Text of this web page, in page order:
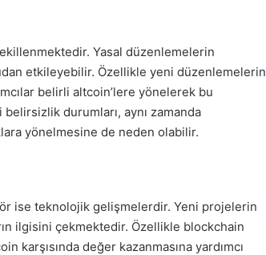
Yasal düzenlemelerin
etkileyebilir. Özellikle yeni düzenlemelerin
belirli altcoin’lere yönelerek bu
durumları, aynı zamanda
yönelmesine de neden olabilir.
ise teknolojik gelişmelerdir. Yeni projelerin
ilgisini çekmektedir. Özellikle blockchain
karşısında değer kazanmasına yardımcı